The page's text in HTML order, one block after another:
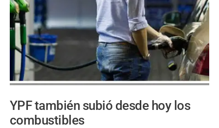
YPF también subió desde hoy los
combustibles